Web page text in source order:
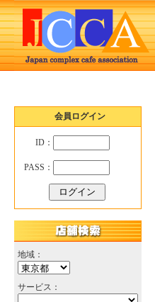
会員ログイン
ID：
PASS：
地域：
サービス：